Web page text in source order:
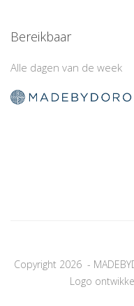
Bereikbaar
Alle dagen van de week
Copyright 2026 -
Logo